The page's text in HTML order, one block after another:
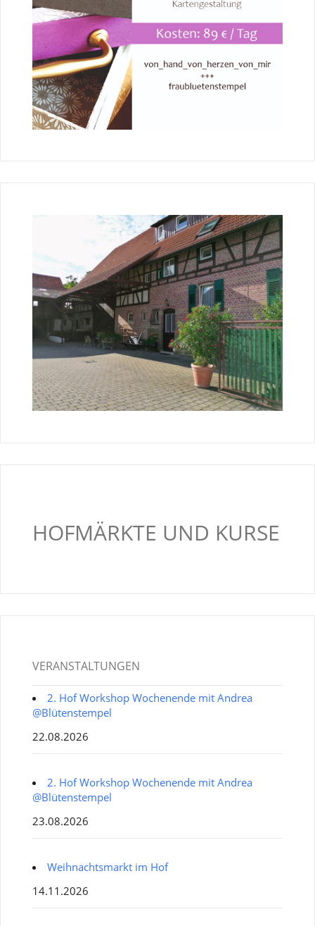
HOFMÄRKTE UND KURSE
VERANSTALTUNGEN
2. Hof Workshop Wochenende mit Andrea
@Blütenstempel
22.08.2026
2. Hof Workshop Wochenende mit Andrea
@Blütenstempel
23.08.2026
Weihnachtsmarkt im Hof
14.11.2026